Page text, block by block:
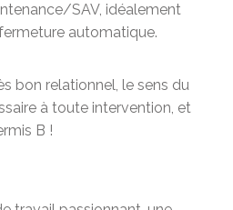
SAV, idéalement
automatique.
bon relationnel, le sens du
à toute intervention, et
B !